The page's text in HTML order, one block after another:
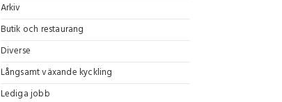
Arkiv
Butik och restaurang
Diverse
Långsamt växande kyckling
Lediga jobb